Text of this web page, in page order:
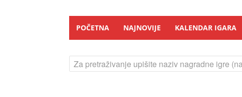
POČETNA NAJNOVIJE KALENDAR IGARA
Za pretraživanje upišite naziv nagradne igre